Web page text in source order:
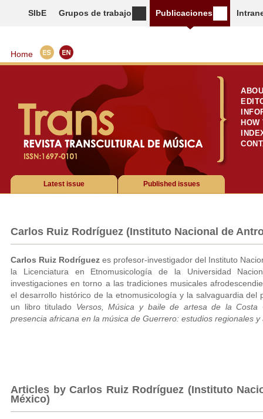
SIbE Grupos de trabajo Publicaciones
Home
Published issues
Latest issue
Carlos Ruiz Rodríguez (Instituto Nacional de
Carlos Ruiz Rodríguez es profesor-investigador del Instituto
la Licenciatura en Etnomusicología de la Universidad
investigaciones en torno a las tradiciones musicales
el desarrollo histórico de la etnomusicología y la salvaguardia del
un libro titulado Versos, Música y baile de artesa de la Costa
presencia africana en la música de Guerrero: estudios regionales
Articles by Carlos Ruiz Rodríguez (Instituto
México)